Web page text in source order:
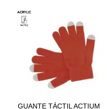
GUANTE TÁCTIL ACTIUM